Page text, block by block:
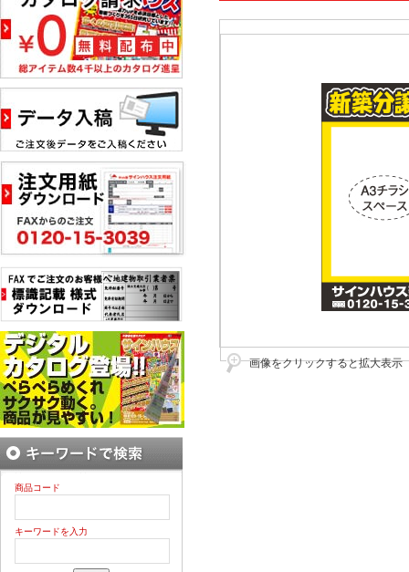
画像をクリックすると拡大表示
商品コード
キーワードを入力